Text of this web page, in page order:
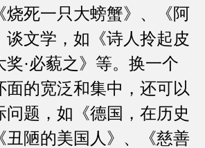
烧死一只大螃蟹》、《阿
谈文学，如《诗人拎起皮
·必藐之》等。换一个
面的宽泛和集中，还可以
问题，如《德国，在历史
丑陋的美国人》、《慈善